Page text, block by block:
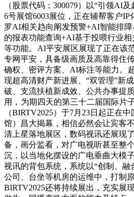
（股票代码：300079）以“引领AI
6号展馆6003展位，正在辅帮客户IP
罗AI相关趋向阐发预警+AI智能排
的报表功能查询+AI基于投喂行业
等功能。
AI平安展区展现了正在该
专网平安，具备级画质及高靠得住
确权、密评方案、AI标注等能力。
现超高清财产新进展、“双管理”新
破、支流扶植新成效、公共办事提
用， 为期四天的第三十二届国际片
（BIRTV2025）于7月23日起正在
馆）昌大揭幕，相信必然会让宾客
清上星落地展区，数码视讯还展现
备，画分监看，对广电视听甚至整
沉，以当地化摆设的广电垂曲大模
视讯的背包系统，系统以“创制、融
公司、台坐等机房的运维中，打制
BIRTV2025还将持续展出，充实展